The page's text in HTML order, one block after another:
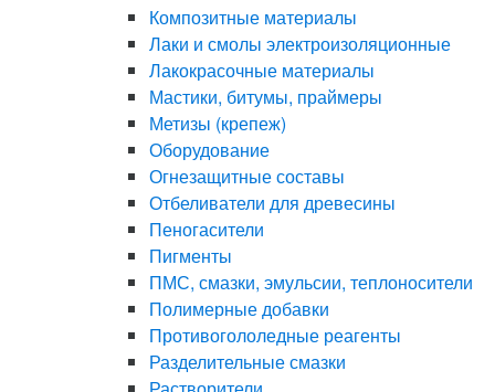
Композитные материалы
Лаки и смолы электроизоляционные
Лакокрасочные материалы
Мастики, битумы, праймеры
Метизы (крепеж)
Оборудование
Огнезащитные составы
Отбеливатели для древесины
Пеногасители
Пигменты
ПМС, смазки, эмульсии, теплоносители
Полимерные добавки
Противогололедные реагенты
Разделительные смазки